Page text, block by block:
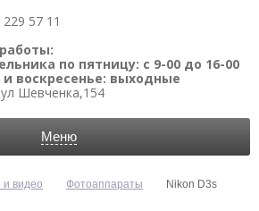
57 11
по пятницу: с 9-00 до 16-00
и воскресенье: выходные
Шевченка,154
Меню
и видео Фотоаппараты Nikon D3s